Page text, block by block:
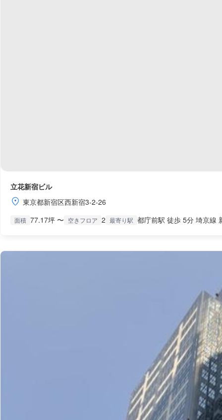
立花新宿ビル
東京都新宿区西新宿3-2-26
面積 77.17坪 〜 空きフロア 2 最寄り駅 都庁前駅 徒歩 5分 埼京線